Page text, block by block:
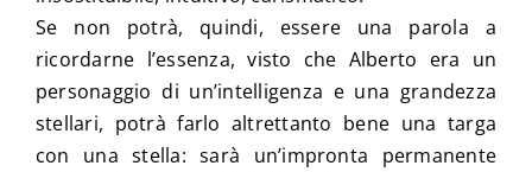
Se non potrà, quindi, essere una parola a
ricordarne l’essenza, visto che Alberto era un
personaggio di un’intelligenza e una grandezza
stellari, potrà farlo altrettanto bene una targa
con una stella: sarà un’impronta permanente